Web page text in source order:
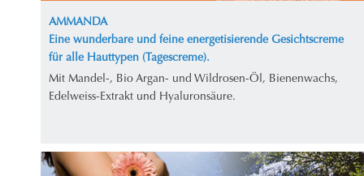
AMMANDA
Eine wunderbare und feine energetisierende Gesichtscreme
für alle Hauttypen (Tagescreme).
Mit Mandel-, Bio Argan- und Wildrosen-Öl, Bienenwachs,
Edelweiss-Extrakt und Hyaluronsäure.